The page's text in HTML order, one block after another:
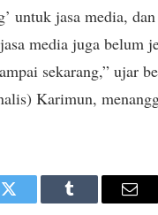
untuk jasa media,
media juga belum
sekarang,” ujar
Karimun,
Twitter Tumblr